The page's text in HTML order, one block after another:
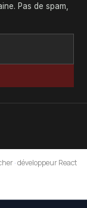
Pas de spam,
·développeur React